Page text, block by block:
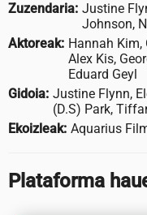
Zuzendaria: Justine
Johnson,
Aktoreak: Hannah Kim,
Alex Kis,
Eduard Geyl
Gidoia: Justine Flynn,
(D.S) Park,
Ekoizleak: Aquarius
Plataforma